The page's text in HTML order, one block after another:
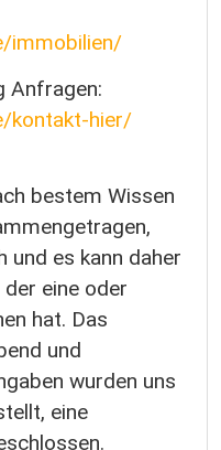
immobilien/
Anfragen:
kontakt-hier/
bestem Wissen
und es kann daher
eine oder
hat. Das
und
wurden uns
eine